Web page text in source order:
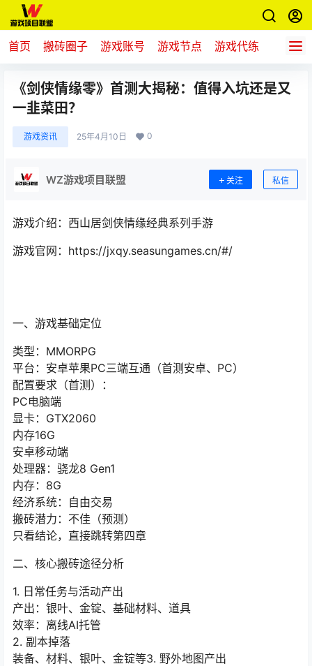
首页 搬砖圈子 游戏账号 游戏节点 游戏代练 新游推
《剑侠情缘零》首测大揭秘：值得入坑还是又
一韭菜田？
游戏资讯 25年4月10日 0
WZ游戏项目联盟 关注 私信
游戏介绍：西山居剑侠情缘经典系列手游
游戏官网：https://jxqy.seasungames.cn/#/
一、游戏基础定位
类型：MMORPG
平台：安卓苹果PC三端互通（首测安卓、PC）
配置要求（首测）：
PC电脑端
显卡：GTX2060
内存16G
安卓移动端
处理器：骁龙8 Gen1
内存：8G
经济系统：自由交易
搬砖潜力：不佳（预测）
只看结论，直接跳转第四章
二、核心搬砖途径分析
1. 日常任务与活动产出
产出：银叶、金锭、基础材料、道具
效率：离线AI托管
2. 副本掉落
装备、材料、银叶、金锭等3. 野外地图产出